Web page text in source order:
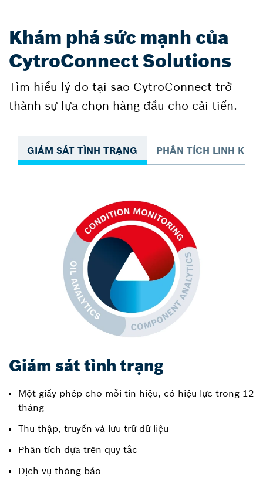
Khám phá sức mạnh của
CytroConnect Solutions
Tìm hiểu lý do tại sao CytroConnect trở
thành sự lựa chọn hàng đầu cho cải tiến.
GIÁM SÁT TÌNH TRẠNG PHÂN TÍCH LINH KIỆN
Giám sát tình trạng
Một giấy phép cho mỗi tín hiệu, có hiệu lực trong 12
tháng
Thu thập, truyền và lưu trữ dữ liệu
Phân tích dựa trên quy tắc
Dịch vụ thông báo